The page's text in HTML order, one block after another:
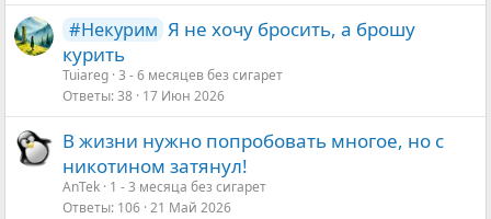
#Некурим Я не хочу бросить, а брошу
курить
Tuiareg 3 - 6 месяцев без сигарет
Ответы 38 17 Июн 2026
В жизни нужно попробовать многое, но с
никотином затянул!
AnTek 1 - 3 месяца без сигарет
Ответы 106 21 Май 2026